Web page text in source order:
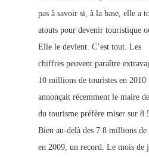
pas à savoir si, à la base, elle a
atouts pour devenir touristique
Elle le devient. C’est tout. Les
chiffres peuvent paraître
10 millions de touristes en 2010
annonçait récemment le maire
du tourisme préfère miser sur
Bien au-delà des 7.8 millions
en 2009, un record. Le mois de